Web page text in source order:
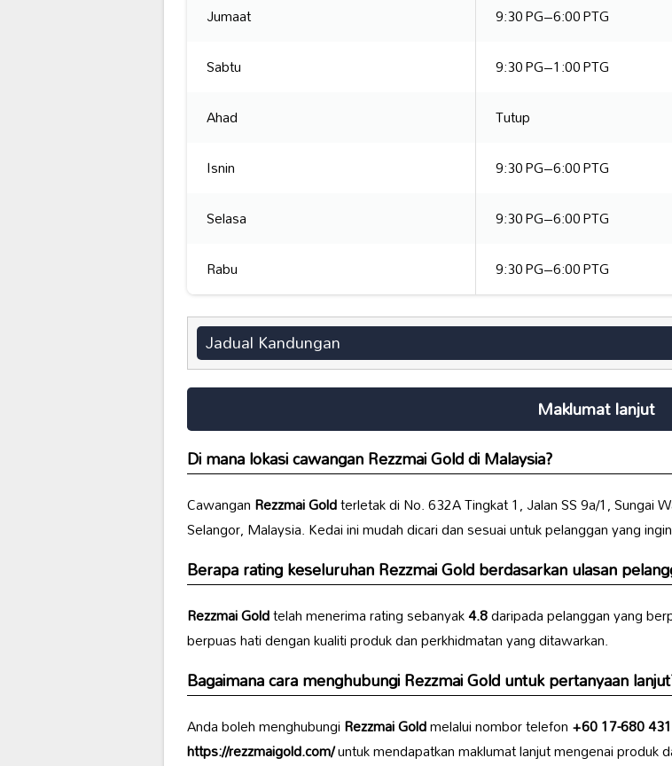
Jumaat
9:30 PG–6:00 PTG
Sabtu
9:30 PG–1:00 PTG
Ahad
Tutup
Isnin
9:30 PG–6:00 PTG
Selasa
9:30 PG–6:00 PTG
Rabu
9:30 PG–6:00 PTG
Jadual Kandungan
Maklumat lanjut
Di mana lokasi cawanganRezzmai Golddi Malaysia?
CawanganRezzmai Goldterletak di No. 632A Tingkat 1, Jalan SS 9a/1, Sungai
Selangor, Malaysia. Kedai ini mudah dicari dan sesuai untuk pelanggan yang
Berapa rating keseluruhanRezzmai Goldberdasarkan ulasan
Rezzmai Goldtelah menerima rating sebanyak4.8daripada pelanggan yang
berpuas hati dengan kualiti produk dan perkhidmatan yang ditawarkan.
Bagaimana cara menghubungiRezzmai Golduntuk pertanyaan
Anda boleh menghubungiRezzmai Goldmelalui nombor telefon+60 17-680
https://rezzmaigold.com/untuk mendapatkan maklumat lanjut mengenai produk